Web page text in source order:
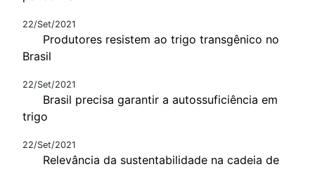
22/Set/2021
Produtores resistem ao trigo transgênico no
Brasil
22/Set/2021
Brasil precisa garantir a autossuficiência em
trigo
22/Set/2021
Relevância da sustentabilidade na cadeia de